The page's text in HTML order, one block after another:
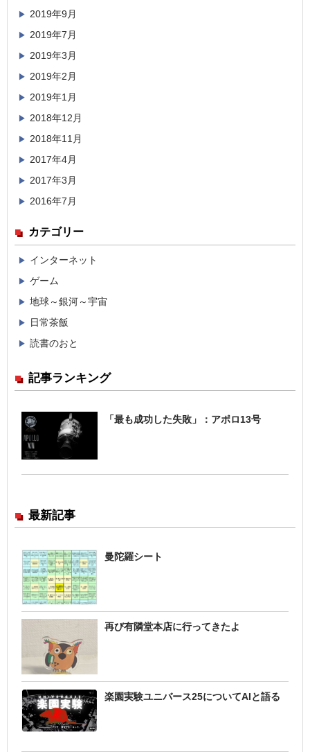
2019年9月
2019年7月
2019年3月
2019年2月
2019年1月
2018年12月
2018年11月
2017年4月
2017年3月
2016年7月
カテゴリー
インターネット
ゲーム
地球～銀河～宇宙
日常茶飯
読書のおと
記事ランキング
「最も成功した失敗」：アポロ13号
最新記事
曼陀羅シート
再び有隣堂本店に行ってきたよ
楽園実験ユニバース25についてAIと語る